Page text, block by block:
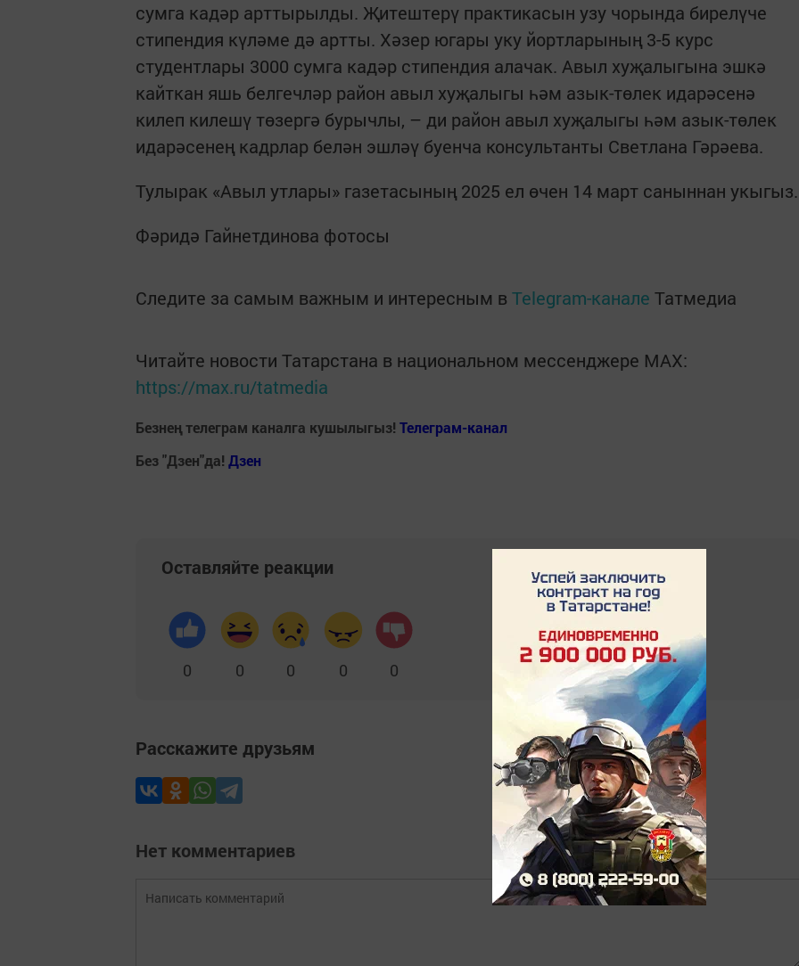
сумга кадәр арттырылды. Җитештерү практикасын узу чорында бирелүче
стипендия күләме дә артты. Хәзер югары уку йортларының 3-5 курс
студентлары 3000 сумга кадәр стипендия алачак. Авыл хуҗалыгына эшкә
кайткан яшь белгечләр район авыл хуҗалыгы һәм азык-төлек идарәсенә
килеп килешү төзергә бурычлы, – ди район авыл хуҗалыгы һәм азык-төлек
идарәсенең кадрлар белән эшләү буенча консультанты Светлана Гәрәева.
Тулырак «Авыл утлары» газетасының 2025 ел өчен 14 март саныннан укыгыз.
Фәридә Гайнетдинова фотосы
Следите за самым важным и интересным в Telegram-канале Татмедиа
Читайте новости Татарстана в национальном мессенджере MАХ:
https://max.ru/tatmedia
Безнең телеграм каналга кушылыгыз! Телеграм-канал
Без "Дзен"да! Дзен
Оставляйте реакции
0 0 0 0 0
Расскажите друзьям
Нет комментариев